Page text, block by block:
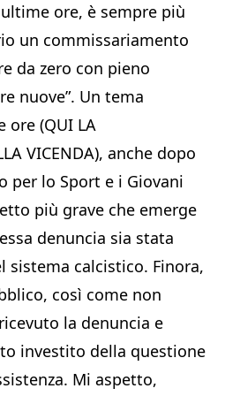
ore, è sempre più
un commissariamento
da zero con pieno
nuove”. Un tema
ore (QUI LA
VICENDA), anche dopo
per lo Sport e i Giovani
più grave che emerge
denuncia sia stata
sistema calcistico. Finora,
così come non
la denuncia e
investito della questione
Mi aspetto,